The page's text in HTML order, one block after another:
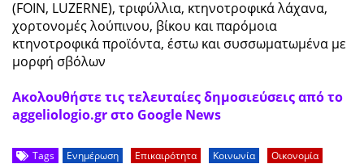
(FOIN, LUZERNE), τριφύλλια, κτηνοτροφικά λάχανα,
χορτονομές λούπινου, βίκου και παρόμοια
κτηνοτροφικά προϊόντα, έστω και συσσωματωμένα με
μορφή σβόλων
Ακολουθήστε τις τελευταίες δημοσιεύσεις από το
aggeliologio.gr στο Google News
Tags Ενημέρωση Επικαιρότητα Κοινωνία Οικονομία